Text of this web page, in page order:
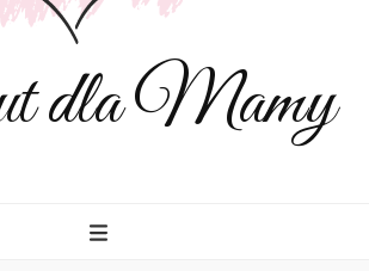
dla Mamy